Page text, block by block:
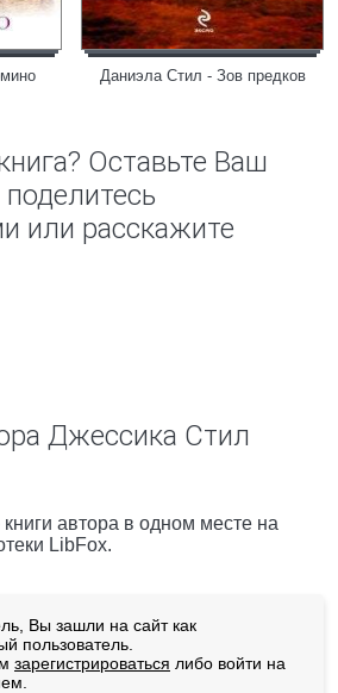
Даниэла Стил - Зов предков
Оставьте Ваш
или расскажите
Джессика Стил
автора в одном месте на
LibFox.
Вы зашли на сайт как
пользователь.
зарегистрироваться либо войти на